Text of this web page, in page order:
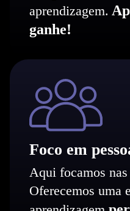
aprendizagem.
ganhe!
Foco em
Aqui focamos nas
Oferecemos uma